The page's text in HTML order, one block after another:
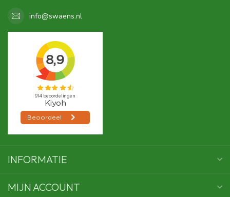
info@swaens.nl
INFORMATIE
MIJN ACCOUNT